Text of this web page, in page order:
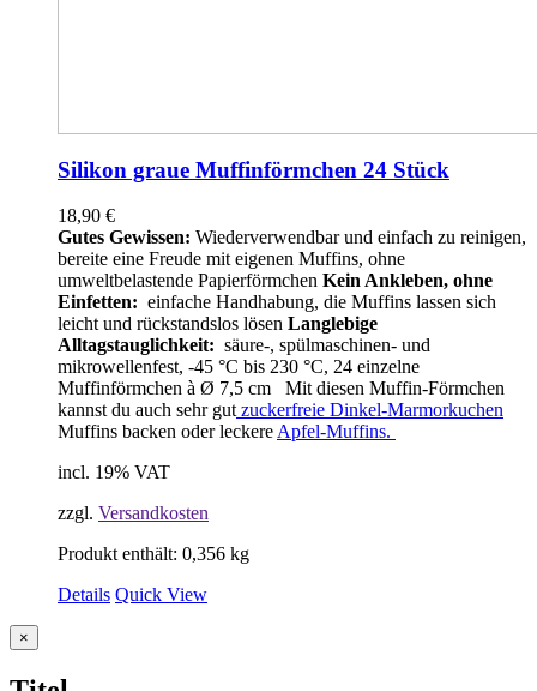
Silikon graue Muffinförmchen 24 Stück
18,90 €
Gutes Gewissen: Wiederverwendbar und einfach zu reinigen,
bereite eine Freude mit eigenen Muffins, ohne
umweltbelastende Papierförmchen Kein Ankleben, ohne
Einfetten: einfache Handhabung, die Muffins lassen sich
leicht und rückstandslos lösen Langlebige
Alltagstauglichkeit: säure-, spülmaschinen- und
mikrowellenfest, -45 °C bis 230 °C, 24 einzelne
Muffinförmchen à Ø 7,5 cm Mit diesen Muffin-Förmchen
kannst du auch sehr gutzuckerfreie Dinkel-Marmorkuchen
Muffins backen oder leckereApfel-Muffins.
incl. 19% VAT
zzgl. Versandkosten
Produkt enthält: 0,356 kg
Details Quick View
Close
product
×